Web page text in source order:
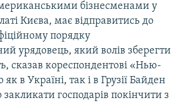
бізнесменами у
Києва, має відправитись до
порядку
урядовець, який волів зберегти
сказав кореспондентові «Нью-
в Україні, так і в Грузії Байден
господарів покінчити з